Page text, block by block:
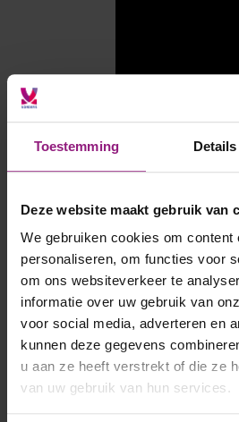
Toestemming Details
Deze website maakt gebruik van
We gebruiken cookies om content
personaliseren, om functies voor
om ons websiteverkeer te
informatie over uw gebruik van
voor social media, adverteren en
kunnen deze gegevens
u aan ze heeft verstrekt of die ze
van uw gebruik van hun services.